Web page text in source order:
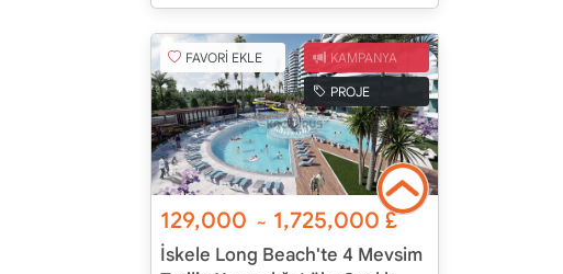
FAVORİ EKLE KAMPANYA
PROJE
129,000 ~ 1,725,000£
İskele Long Beach'te 4 Mevsim